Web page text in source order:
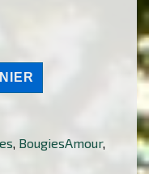
BougiesAmour,